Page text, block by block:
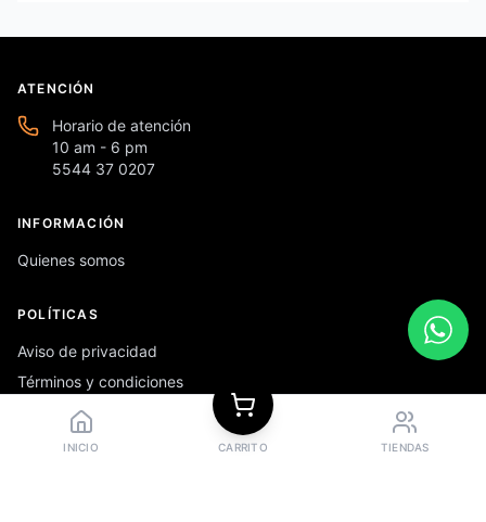
INICIO CARRITO TIENDAS
ATENCIÓN
Horario de atención
10 am - 6 pm
5544 37 0207
INFORMACIÓN
Quienes somos
POLÍTICAS
Aviso de privacidad
Términos y condiciones
Preguntas frecuentes